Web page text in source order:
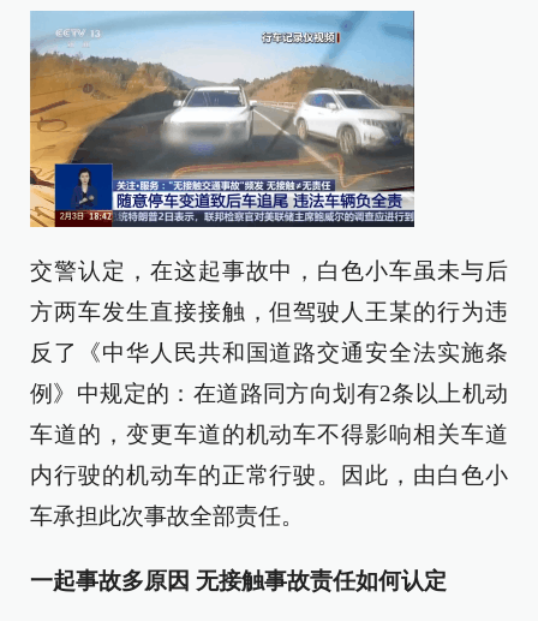
交警认定，在这起事故中，白色小车虽未与后
方两车发生直接接触，但驾驶人王某的行为违
反了《中华人民共和国道路交通安全法实施条
例》中规定的：在道路同方向划有2条以上机动
车道的，变更车道的机动车不得影响相关车道
内行驶的机动车的正常行驶。因此，由白色小
车承担此次事故全部责任。
一起事故多原因 无接触事故责任如何认定